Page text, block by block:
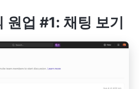
원업 #1: 채팅 보기